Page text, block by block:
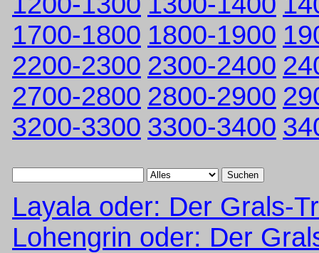
1700-1800 1800-1900
2200-2300 2300-2400
2700-2800 2800-2900
3200-3300 3300-3400
Suchen
Layala oder: Der Grals-
Lohengrin oder: Der